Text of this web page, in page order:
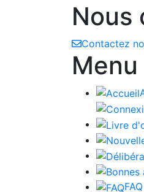
Nous
Contactez
Menu
FAQ